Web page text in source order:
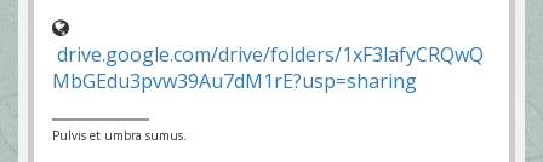
drive.google.com/drive/folders/1xF3lafyCRQwQ
MbGEdu3pvw39Au7dM1rE?usp=sharing
Pulvis et umbra sumus.